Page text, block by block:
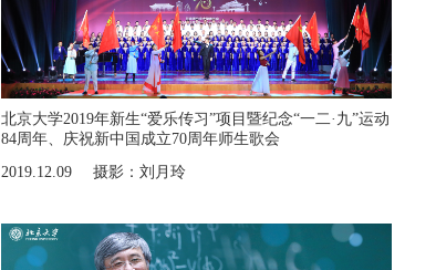
北京大学2019年新生“爱乐传习”项目暨纪念“一二·九”运动
84周年、庆祝新中国成立70周年师生歌会
2019.12.09
摄影：刘月玲